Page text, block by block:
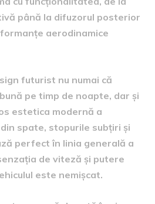
până la difuzorul posterior
aerodinamice
futurist nu numai că
pe timp de noapte, dar și
estetica modernă a
spate, stopurile subțiri și
perfect în linia generală a
de viteză și putere
este nemișcat.